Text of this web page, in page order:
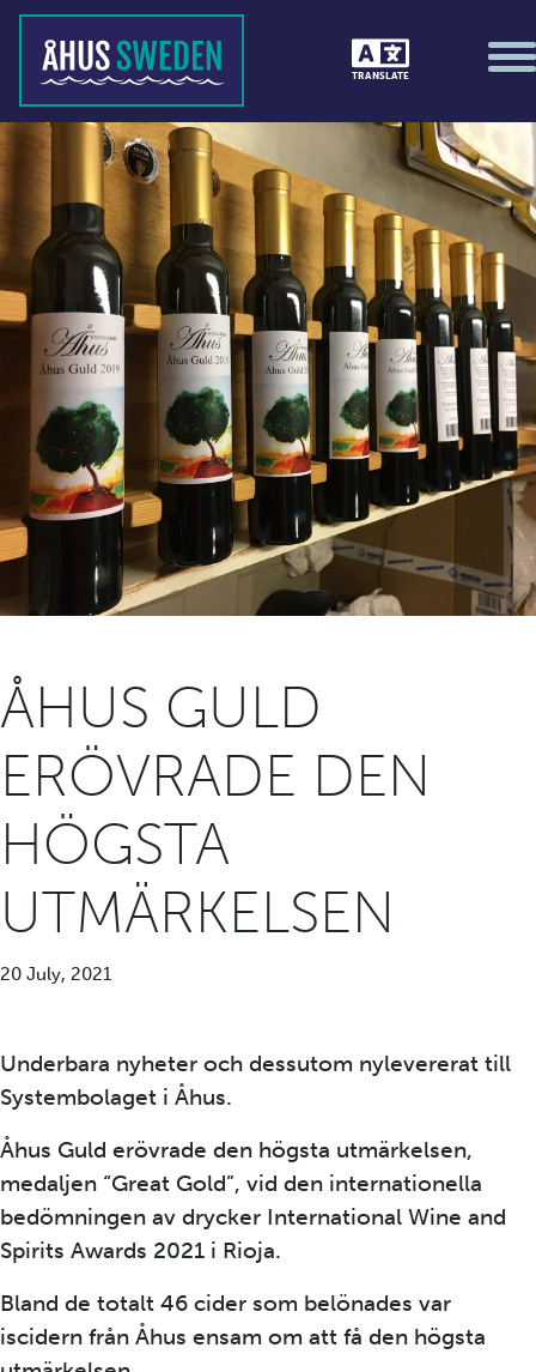
TRANSLATE
ÅHUS GULD
ERÖVRADE DEN
HÖGSTA
UTMÄRKELSEN
20 July, 2021
Underbara nyheter och dessutom nylevererat till
Systembolaget i Åhus.
Åhus Guld erövrade den högsta utmärkelsen,
medaljen “Great Gold”, vid den internationella
bedömningen av drycker International Wine and
Spirits Awards 2021 i Rioja.
Bland de totalt 46 cider som belönades var
iscidern från Åhus ensam om att få den högsta